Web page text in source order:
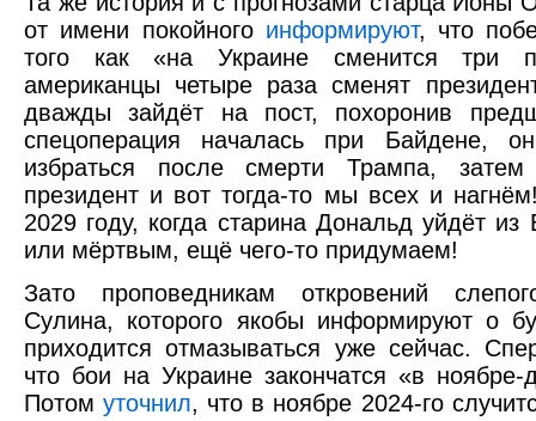
от имени покойного информируют, что
того как «на Украине сменится три
американцы четыре раза сменят
дважды зайдёт на пост, похоронив
спецоперация началась при Байдене,
избраться после смерти Трампа, затем
президент и вот тогда-то мы всех и
2029 году, когда старина Дональд уйдёт
или мёртвым, ещё чего-то придумаем!
Зато проповедникам откровений
Сулина, которого якобы информируют о
приходится отмазываться уже сейчас.
что бои на Украине закончатся «в ноябре-
Потомуточнил, что в ноябре 2024-го